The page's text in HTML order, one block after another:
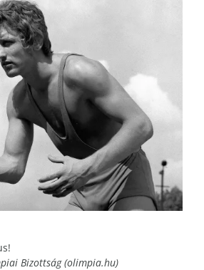
Bizottság (olimpia.hu)